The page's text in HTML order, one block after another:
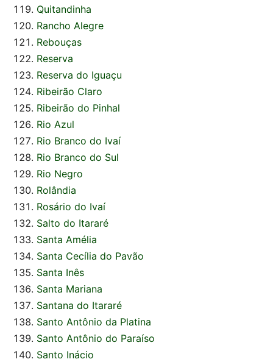
Quitandinha
Rancho Alegre
Rebouças
Reserva
Reserva do Iguaçu
Ribeirão Claro
Ribeirão do Pinhal
Rio Azul
Rio Branco do Ivaí
Rio Branco do Sul
Rio Negro
Rolândia
Rosário do Ivaí
Salto do Itararé
Santa Amélia
Santa Cecília do Pavão
Santa Inês
Santa Mariana
Santana do Itararé
Santo Antônio da Platina
Santo Antônio do Paraíso
Santo Inácio